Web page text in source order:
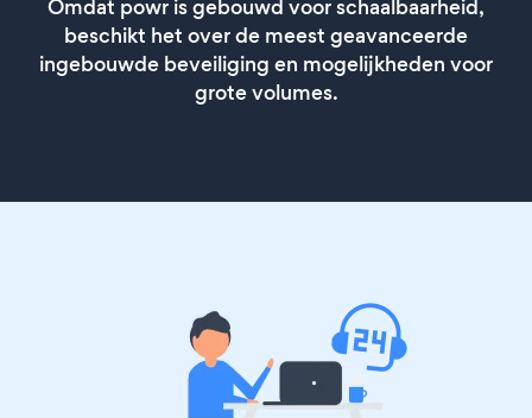
Omdat powr is gebouwd voor schaalbaarheid,
beschikt het over de meest geavanceerde
ingebouwde beveiliging en mogelijkheden voor
grote volumes.